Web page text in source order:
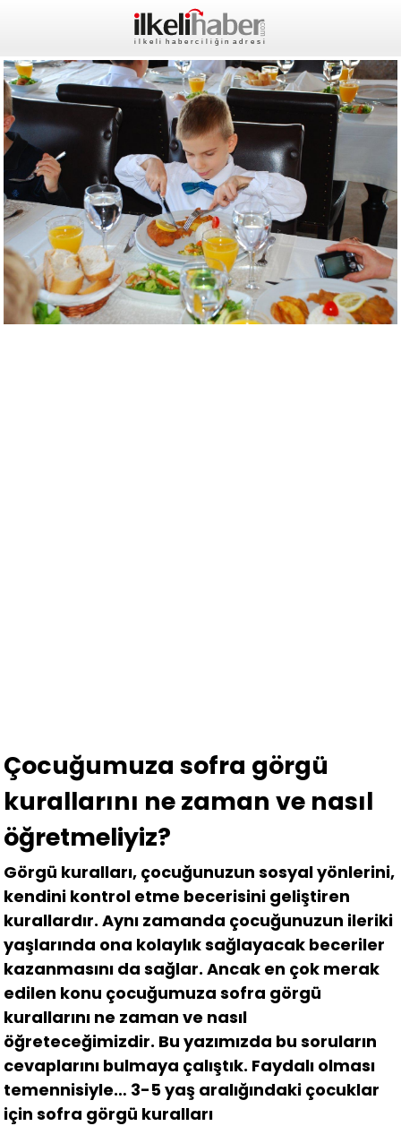
Çocuğumuza sofra görgü
kurallarını ne zaman ve nasıl
öğretmeliyiz?
Görgü kuralları, çocuğunuzun sosyal yönlerini,
kendini kontrol etme becerisini geliştiren
kurallardır. Aynı zamanda çocuğunuzun ileriki
yaşlarında ona kolaylık sağlayacak beceriler
kazanmasını da sağlar. Ancak en çok merak
edilen konu çocuğumuza sofra görgü
kurallarını ne zaman ve nasıl
öğreteceğimizdir. Bu yazımızda bu soruların
cevaplarını bulmaya çalıştık. Faydalı olması
temennisiyle… 3-5 yaş aralığındaki çocuklar
için sofra görgü kuralları